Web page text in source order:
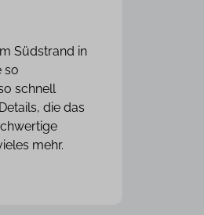
Südstrand in
so
schnell
die das
mehr.